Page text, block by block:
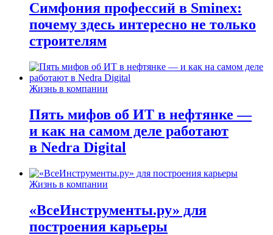
Симфония профессий в Sminex:
почему здесь интересно не только
строителям
Жизнь в компании
Пять мифов об ИТ в нефтянке —
и как на самом деле работают
в Nedra Digital
Жизнь в компании
«ВсеИнструменты.ру» для
построения карьеры